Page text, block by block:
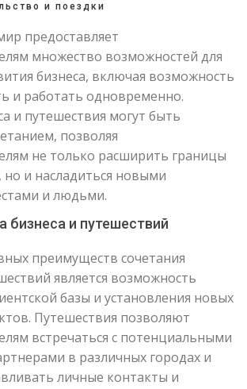
и поездки
предоставляет
множество возможностей для
бизнеса, включая возможность
и работать одновременно.
и путешествия могут быть
позволяя
не только расширить границы
но и насладиться новыми
и людьми.
бизнеса и путешествий
преимуществ сочетания
является возможность
базы и установления новых
Путешествия позволяют
встречаться с потенциальными
в различных городах и
личные контакты и